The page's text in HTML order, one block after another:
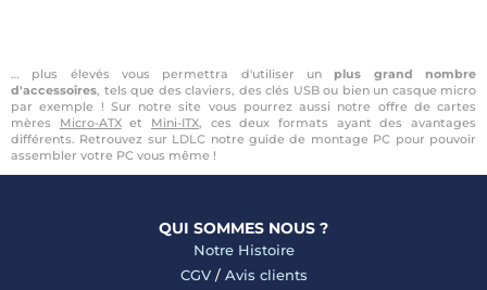
… plus élevés vous permettra d'utiliser un plus grand nombre
d'accessoires, tels que des claviers, des clés USB ou bien un casque micro
par exemple ! Sur notre site vous pourrez aussi notre offre de cartes
mères Micro-ATXet Mini-ITX, ces deux formats ayant des avantages
différents. Retrouvez sur LDLC notre guide de montage PC pour pouvoir
assembler votre PC vous même !
QUI SOMMES NOUS ?
Notre Histoire
CGV/ Avis clients